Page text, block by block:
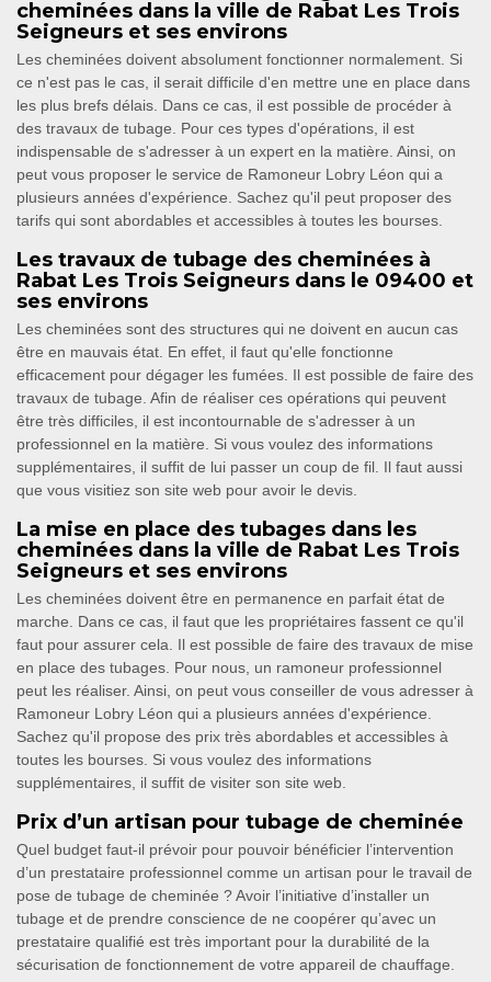
cheminées dans la ville de Rabat Les Trois
Seigneurs et ses environs
Les cheminées doivent absolument fonctionner normalement. Si
ce n'est pas le cas, il serait difficile d'en mettre une en place dans
les plus brefs délais. Dans ce cas, il est possible de procéder à
des travaux de tubage. Pour ces types d'opérations, il est
indispensable de s'adresser à un expert en la matière. Ainsi, on
peut vous proposer le service de Ramoneur Lobry Léon qui a
plusieurs années d'expérience. Sachez qu'il peut proposer des
tarifs qui sont abordables et accessibles à toutes les bourses.
Les travaux de tubage des cheminées à
Rabat Les Trois Seigneurs dans le 09400 et
ses environs
Les cheminées sont des structures qui ne doivent en aucun cas
être en mauvais état. En effet, il faut qu'elle fonctionne
efficacement pour dégager les fumées. Il est possible de faire des
travaux de tubage. Afin de réaliser ces opérations qui peuvent
être très difficiles, il est incontournable de s'adresser à un
professionnel en la matière. Si vous voulez des informations
supplémentaires, il suffit de lui passer un coup de fil. Il faut aussi
que vous visitiez son site web pour avoir le devis.
La mise en place des tubages dans les
cheminées dans la ville de Rabat Les Trois
Seigneurs et ses environs
Les cheminées doivent être en permanence en parfait état de
marche. Dans ce cas, il faut que les propriétaires fassent ce qu'il
faut pour assurer cela. Il est possible de faire des travaux de mise
en place des tubages. Pour nous, un ramoneur professionnel
peut les réaliser. Ainsi, on peut vous conseiller de vous adresser à
Ramoneur Lobry Léon qui a plusieurs années d'expérience.
Sachez qu'il propose des prix très abordables et accessibles à
toutes les bourses. Si vous voulez des informations
supplémentaires, il suffit de visiter son site web.
Prix d’un artisan pour tubage de cheminée
Quel budget faut-il prévoir pour pouvoir bénéficier l’intervention
d’un prestataire professionnel comme un artisan pour le travail de
pose de tubage de cheminée ? Avoir l’initiative d’installer un
tubage et de prendre conscience de ne coopérer qu’avec un
prestataire qualifié est très important pour la durabilité de la
sécurisation de fonctionnement de votre appareil de chauffage.